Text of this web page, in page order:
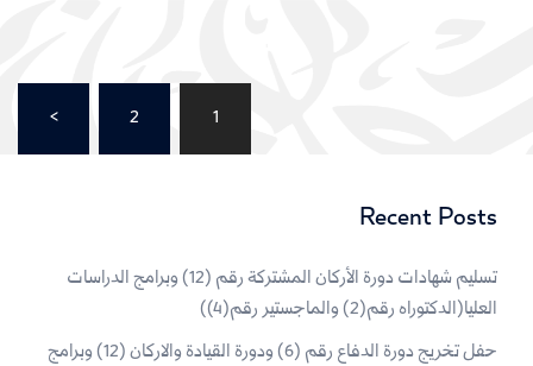
1
2
>
Recent Posts
تسليم شهادات دورة الأركان المشتركة رقم (12) وبرامج الدراسات
العليا(الدكتوراه رقم(2) والماجستير رقم(4))
حفل تخريج دورة الدفاع رقم (6) ودورة القيادة والاركان (12) وبرامج